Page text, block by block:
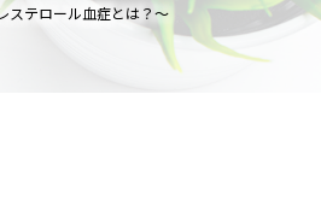
ステロール血症とは？～